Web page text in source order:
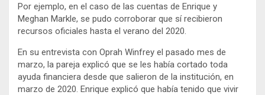
Por ejemplo, en el caso de las cuentas de Enrique y
Meghan Markle, se pudo corroborar que sí recibieron
recursos oficiales hasta el verano del 2020.
En su entrevista con Oprah Winfrey el pasado mes de
marzo, la pareja explicó que se les había cortado toda
ayuda financiera desde que salieron de la institución, en
marzo de 2020. Enrique explicó que había tenido que vivir